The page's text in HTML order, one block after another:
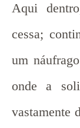
Aqui
cessa;
um
onde a
vastamente